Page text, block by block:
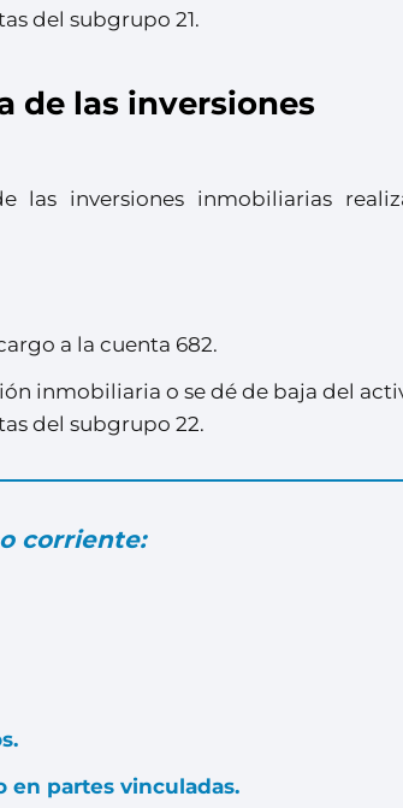
del subgrupo 21.
de las inversiones
las inversiones inmobiliarias
a la cuenta 682.
inmobiliaria o se dé de baja del
del subgrupo 22.
corriente:
en partes vinculadas.